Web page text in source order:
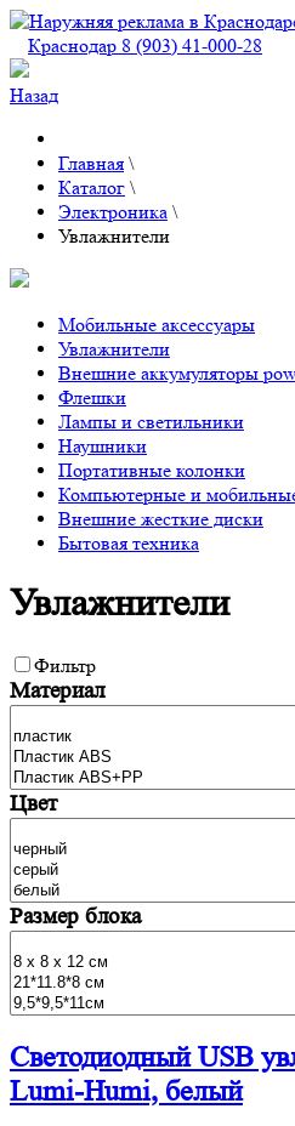
Краснодар 8 (903) 41-000-28
Назад
Главная \
Каталог \
Электроника \
Увлажнители
Мобильные аксессуары
Увлажнители
Внешние аккумуляторы
Флешки
Лампы и светильники
Наушники
Портативные колонки
Компьютерные и
Внешние жесткие диски
Бытовая техника
Увлажнители
Фильтр
Материал
Цвет
Размер блока
Светодиодный USB
Lumi-Humi, белый